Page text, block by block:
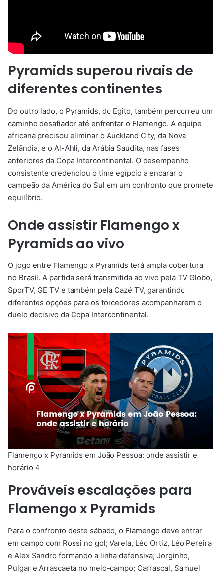
Pyramids superou rivais de
diferentes continentes
Do outro lado, o Pyramids, do Egito, também percorreu um
caminho desafiador até enfrentar o Flamengo. A equipe
africana precisou eliminar o Auckland City, da Nova
Zelândia, e o Al-Ahli, da Arábia Saudita, nas fases
anteriores da Copa Intercontinental. O desempenho
consistente credenciou o time egípcio a encarar o
campeão da América do Sul em um confronto que promete
equilíbrio.
Onde assistir Flamengo x
Pyramids ao vivo
O jogo entre Flamengo x Pyramids terá ampla cobertura
no Brasil. A partida será transmitida ao vivo pela TV Globo,
SporTV, GE TV e também pela Cazé TV, garantindo
diferentes opções para os torcedores acompanharem o
duelo decisivo da Copa Intercontinental.
Flamengo x Pyramids em João Pessoa: onde assistir e
horário 4
Prováveis escalações para
Flamengo x Pyramids
Para o confronto deste sábado, o Flamengo deve entrar
em campo com Rossi no gol; Varela, Léo Ortiz, Léo Pereira
e Alex Sandro formando a linha defensiva; Jorginho,
Pulgar e Arrascaeta no meio-campo; Carrascal, Samuel